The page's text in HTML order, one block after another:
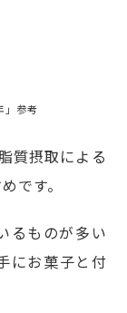
」参考
質摂取による
です。
るものが多い
にお菓子と付